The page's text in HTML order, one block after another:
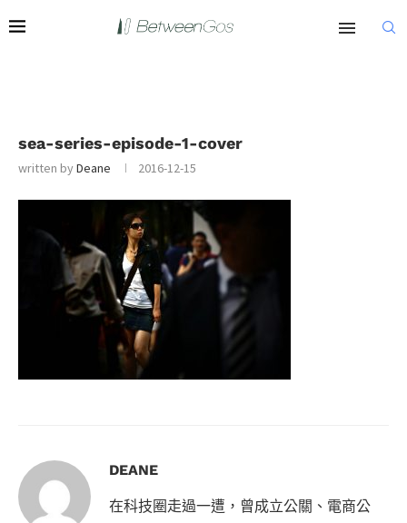
sea-series-episode-1-cover
written byDeane 2016-12-15
DEANE
在科技圈走過一遭，曾成立公關、電商公